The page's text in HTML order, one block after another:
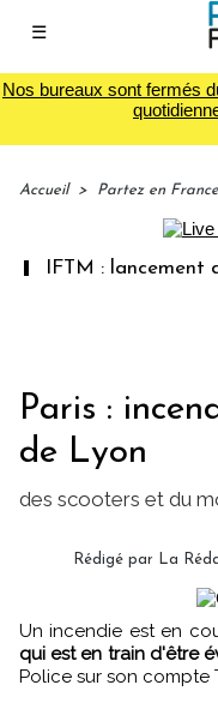
☰
Nos bureaux sont fermés
Accueil > Partez en France
IFTM : lancement des
Paris :
de Lyon
des scooters et du
Rédigé par La
Un incendie est en
qui est en train d'être
Police sur son compte